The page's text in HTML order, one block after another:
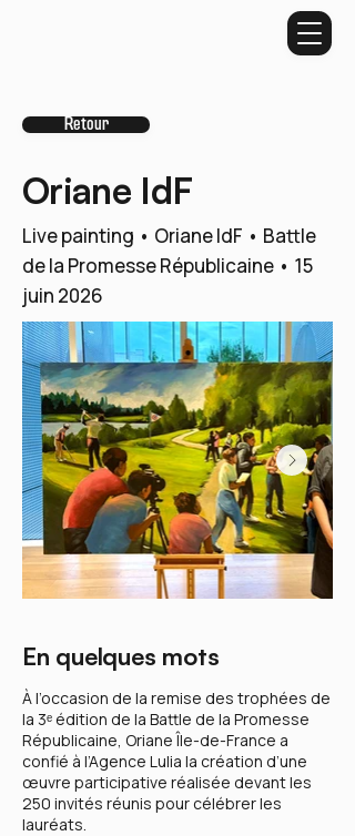
Retour
Oriane IdF
Live painting • Oriane IdF • Battle
de la Promesse Républicaine • 15
juin 2026
En quelques mots
À l’occasion de la remise des trophées de
la 3ᵉ édition de la Battle de la Promesse
Républicaine, Oriane Île-de-France a
confié à l’Agence Lulia la création d’une
œuvre participative réalisée devant les
250 invités réunis pour célébrer les
lauréats.